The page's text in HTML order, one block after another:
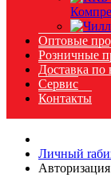
Оптовые
Розничные
Доставка по
Сервис
Контакты
Личный
Авторизация